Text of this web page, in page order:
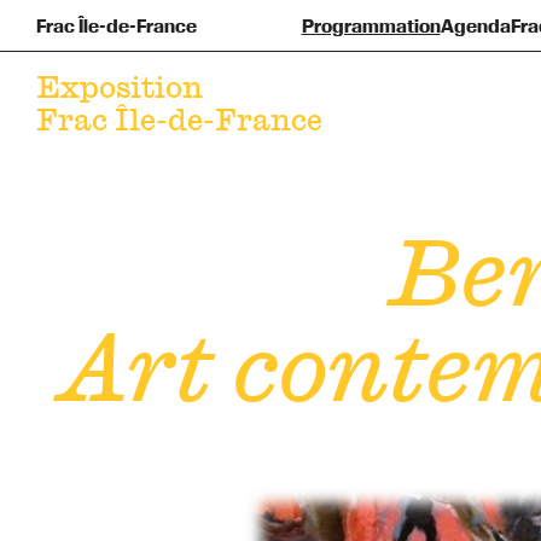
Frac Île-de-France
ProgrammationAgenda
Exposition
Frac Île-de-France
Art